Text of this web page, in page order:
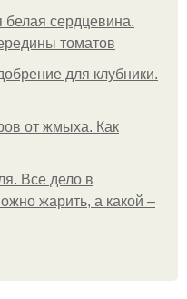
сердцевина.
томатов
для клубники.
от жмыха. Как
Все дело в
жарить, а какой –